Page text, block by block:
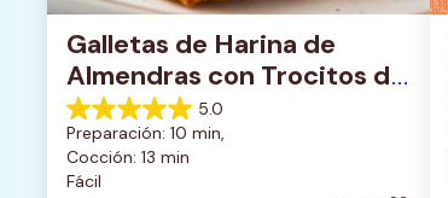
Galletas de Harina de
Almendras con Trocitos de
Chocolate Oscuro
5.0
5.0
de
5
estrellas.
Preparación: 10 min,
Cocción: 13 min
Fácil